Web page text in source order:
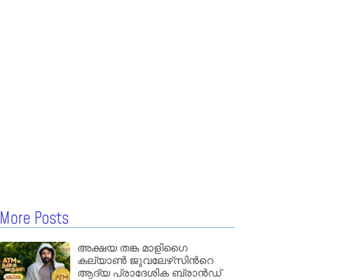
More Posts
അക്ഷയ തങ്ക മാളിഗൈ
കല്യാണ്‍ ജുവലേഴ്‌സിന്‍റെ
ആദ്യ പ്രാദേശിക ബ്രാന്‍ഡ്